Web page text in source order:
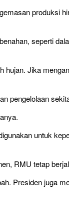
produksi
seperti
Jika
pengelolaan
untuk
RMU tetap
Presiden juga